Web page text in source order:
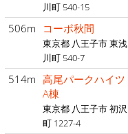
川町 540-15
506m コーポ秋間
東京都 八王子市 東浅
川町 540-7
514m 高尾パークハイツ
A棟
東京都 八王子市 初沢
町 1227-4